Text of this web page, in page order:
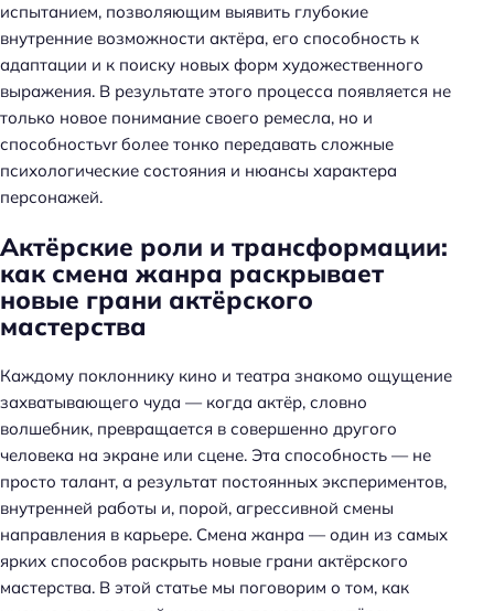
испытанием, позволяющим выявить глубокие
внутренние возможности актёра, его способность к
адаптации и к поиску новых форм художественного
выражения. В результате этого процесса появляется не
только новое понимание своего ремесла, но и
способностьvr более тонко передавать сложные
психологические состояния и нюансы характера
персонажей.
Актёрские роли и трансформации:
как смена жанра раскрывает
новые грани актёрского
мастерства
Каждому поклоннику кино и театра знакомо ощущение
захватывающего чуда — когда актёр, словно
волшебник, превращается в совершенно другого
человека на экране или сцене. Эта способность — не
просто талант, а результат постоянных экспериментов,
внутренней работы и, порой, агрессивной смены
направления в карьере. Смена жанра — один из самых
ярких способов раскрыть новые грани актёрского
мастерства. В этой статье мы поговорим о том, как